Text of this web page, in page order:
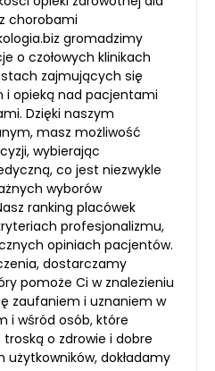
chorobami
gromadzimy
o czołowych klinikach
zajmujących się
i opieką nad pacjentami
Dzięki naszym
masz możliwość
wybierając
co jest niezwykle
wyborów
ranking placówek
profesjonalizmu,
opiniach pacjentów.
dostarczamy
pomoże Ci w znalezieniu
zaufaniem i uznaniem w
i wśród osób, które
troską o zdrowie i dobre
dokładamy